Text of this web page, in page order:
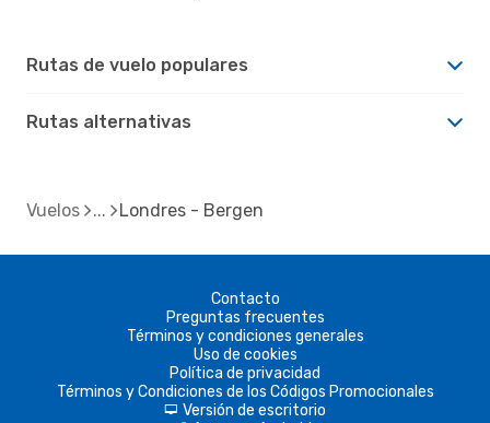
Rutas de vuelo populares
Rutas alternativas
Vuelos Londres - Bergen
Contacto
Preguntas frecuentes
Términos y condiciones generales
Uso de cookies
Política de privacidad
Términos y Condiciones de los Códigos Promocionales
d Versión de escritorio